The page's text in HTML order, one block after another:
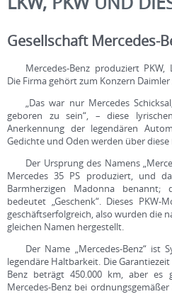
Gesellschaft Mercedes-
Mercedes-Benz produziert
Die Firma gehört zum Konzern Daimler
„Das war nur Mercedes
geboren zu sein“, – diese
Anerkennung der legendären
Gedichte und Oden werden über
Der Ursprung des Namens
Mercedes 35 PS produziert, und
Barmherzigen Madonna benannt;
bedeutet „Geschenk“. Dieses
geschäftserfolgreich, also wurden die
gleichen Namen hergestellt.
Der Name „Mercedes-Benz“ ist
legendäre Haltbarkeit. Die
Benz beträgt 450.000 km, aber
Mercedes-Benz bei